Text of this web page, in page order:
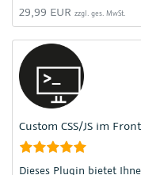
29,99 EUR zzgl. ges. MwSt.
Custom CSS/JS im
Dieses Plugin bietet